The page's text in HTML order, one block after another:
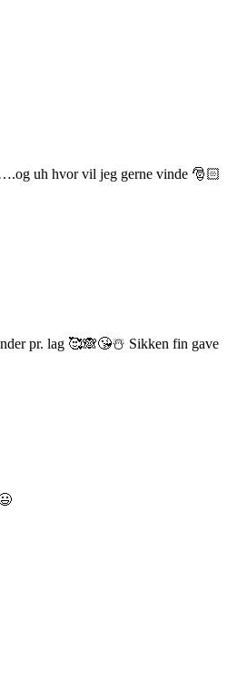
uh hvor vil jeg gerne vinde 🎅🏻
pr. lag 🥰🙈😘☃️ Sikken fin gave